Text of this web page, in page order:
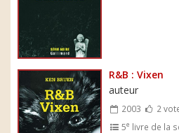
R&B : Vixen
auteur
2003 2
5e livre de la